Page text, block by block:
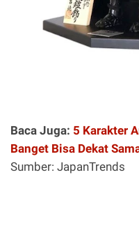
Baca Juga: 5 Karakter
Banget Bisa Dekat
Sumber: JapanTrends